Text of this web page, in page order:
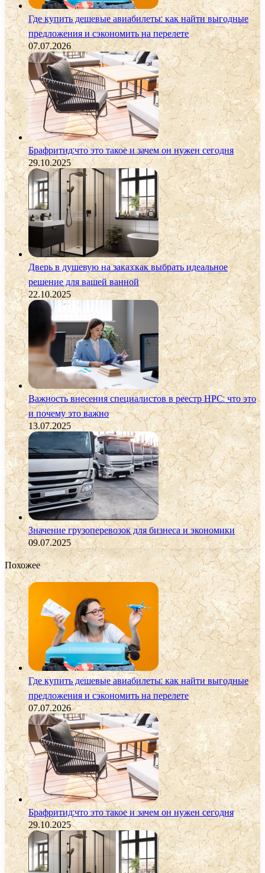
Где купить дешевые авиабилеты: как найти выгодные
предложения и сэкономить на перелете
07.07.2026
Брафритид:что это такое и зачем он нужен сегодня
29.10.2025
Дверь в душевую на заказ:как выбрать идеальное
решение для вашей ванной
22.10.2025
Важность внесения специалистов в реестр НРС: что это
и почему это важно
13.07.2025
Значение грузоперевозок для бизнеса и экономики
09.07.2025
Похожее
Где купить дешевые авиабилеты: как найти выгодные
предложения и сэкономить на перелете
07.07.2026
Брафритид:что это такое и зачем он нужен сегодня
29.10.2025